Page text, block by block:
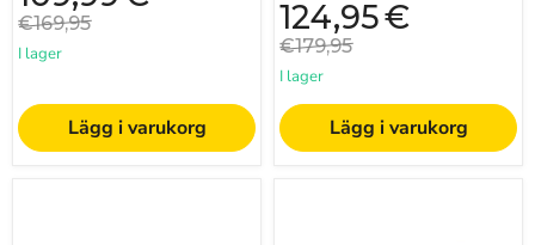
PS5
PS4
Dator
Originalpris
€169,95
I lager
Lägg i varukorg
Mer
Nuvarande
pris
124,95€
Originalpris
€179,95
I lager
Lägg i varukorg